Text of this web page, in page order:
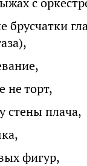
брусчатки
не торт,
стены плача,
фигур,